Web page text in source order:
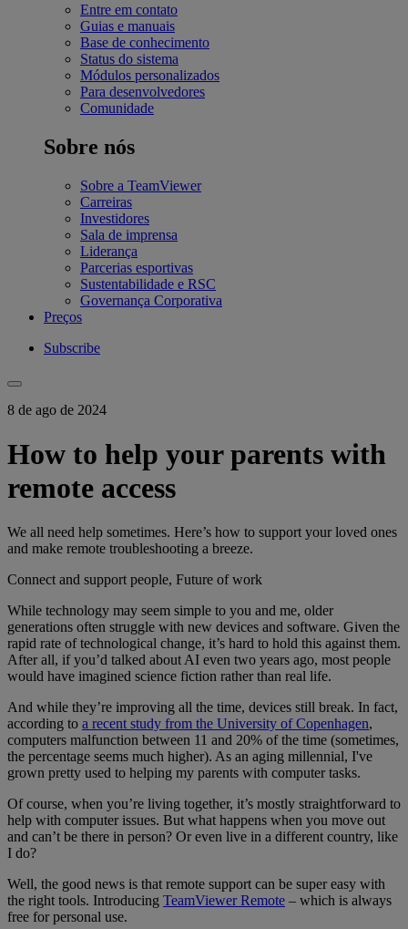
Entre em contato
Guias e manuais
Base de conhecimento
Status do sistema
Módulos personalizados
Para desenvolvedores
Comunidade
Sobre nós
Sobre a TeamViewer
Carreiras
Investidores
Sala de imprensa
Liderança
Parcerias esportivas
Sustentabilidade e RSC
Governança Corporativa
Preços
Subscribe
8 de ago de 2024
How to help your parents with
remote access
We all need help sometimes. Here’s how to support your loved ones
and make remote troubleshooting a breeze.
Connect and support people, Future of work
While technology may seem simple to you and me, older
generations often struggle with new devices and software. Given the
rapid rate of technological change, it’s hard to hold this against them.
After all, if you’d talked about AI even two years ago, most people
would have imagined science fiction rather than real life.
And while they’re improving all the time, devices still break. In fact,
according to a recent study from the University of Copenhagen,
computers malfunction between 11 and 20% of the time (sometimes,
the percentage seems much higher). As an aging millennial, I've
grown pretty used to helping my parents with computer tasks.
Of course, when you’re living together, it’s mostly straightforward to
help with computer issues. But what happens when you move out
and can’t be there in person? Or even live in a different country, like
I do?
Well, the good news is that remote support can be super easy with
the right tools. Introducing TeamViewer Remote – which is always
free for personal use.